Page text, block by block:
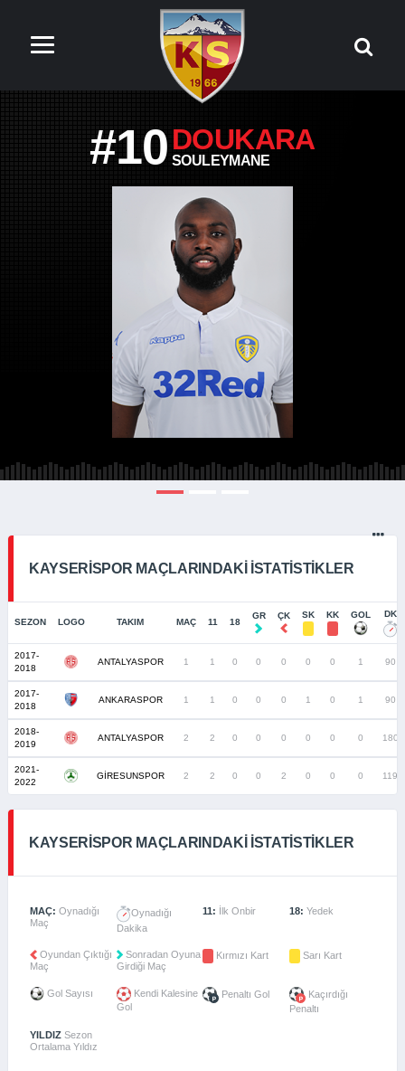
#10DOUKARA
SOULEYMANE
KAYSERISPOR MAÇLARINDAKI İSTATISTIKLER
SEZON LOGO TAKIM MAÇ 11 18
GR ÇK SK KK GOL DK
2017-
2018
ANTALYASPOR 1 1 0 0 0 0 0 1 90
2017-
2018
ANKARASPOR 1 1 0 0 0 1 0 1 90
2018-
2019
ANTALYASPOR 2 2 0 0 0 0 0 0 180
2021-
2022
GİRESUNSPOR 2 2 0 0 2 0 0 0 119
KAYSERISPOR MAÇLARINDAKI İSTATISTIKLER
MAÇ: Oynadığı
Maç
Oynadığı
Dakika
11: İlk Onbir 18: Yedek
Oyundan Çıktığı
Maç
Sonradan Oyuna
Girdiği Maç
Kırmızı Kart Sarı Kart
Gol Sayısı
Kendi Kalesine
Gol
Penaltı Gol
Kaçırdığı
Penaltı
YILDIZ Sezon
Ortalama Yıldız